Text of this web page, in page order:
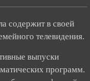
содержит в своей
выпуски